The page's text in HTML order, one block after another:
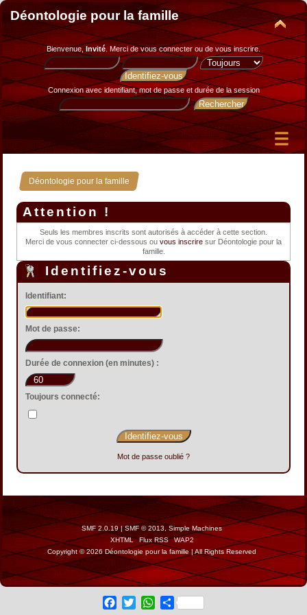
Déontologie pour la famille
Bienvenue, Invité. Merci devous connecter ou de vous inscrire.
Connexion avec identifiant, mot de passe et durée de la session
Déontologie pour la famille
Attention !
Seuls les membres inscrits sont autorisés à accéder à cette section.
Merci de vous connecter ci-dessous ou vous inscrire sur Déontologie pour la
famille.
Identifiez-vous
Identifiant:
Mot de passe:
Durée de connexion (en minutes) :
Toujours connecté:
Mot de passe oublié ?
SMF 2.0.19|SMF © 2013, Simple Machines
XHTML
Flux RSS
WAP2
Copyright © 2026 Déontologie pour la famille | All Rights Reserved
Facebook
Twitter WhatsApp
Share